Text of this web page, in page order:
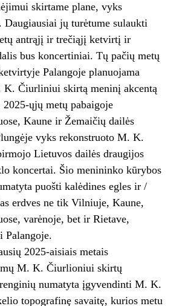
skirtame plane, vyks
Daugiausiai jų turėtume sulaukti
antrąjį ir trečiąjį ketvirtį ir
bus koncertiniai. Tų pačių metų
Palangoje planuojama
K. Čiurliniui skirtą meninį akcentą
ųjų metų pabaigoje
Kaune ir Žemaičių dailės
vyks rekonstruoto M. K.
Lietuvos dailės draugijos
koncertai. Šio menininko kūrybos
puošti kalėdines egles ir /
erdves ne tik Vilniuje, Kaune,
varėnoje, bet ir Rietave,
Palangoje.
2025-aisiais metais
M. K. Čiurlioniui skirtų
numatyta įgyvendinti M. K.
topografinę savaitę, kurios metu